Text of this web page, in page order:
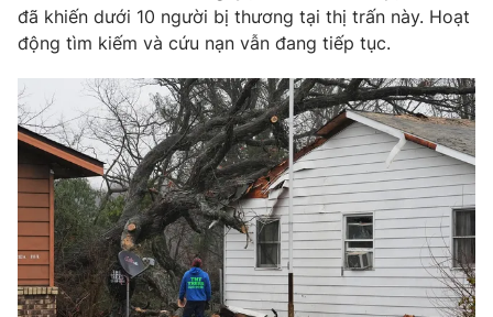
® Cấm sao chép dưới mọi hình thức nếu không có sự chấp
thuận bằng văn bản. Ghi rõ nguồn VTV.vn khi phát hành lại
thông tin từ website này.
đã khiến dưới 10 người bị thương tại thị trấn này. Hoạt
động tìm kiếm và cứu nạn vẫn đang tiếp tục.